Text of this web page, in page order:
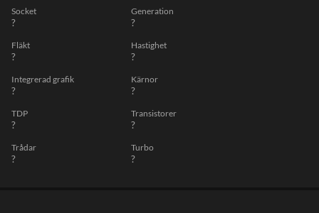
Socket
?
Generation
?
Fläkt
?
Hastighet
?
Integrerad grafik
?
Kärnor
?
TDP
?
Transistorer
?
Trådar
?
Turbo
?